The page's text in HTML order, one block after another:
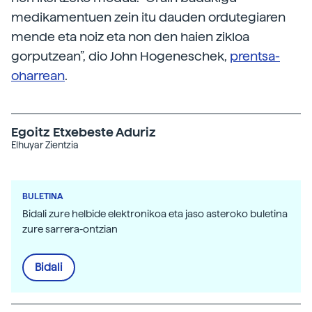
medikamentuen zein itu dauden ordutegiaren
mende eta noiz eta non den haien zikloa
gorputzean”, dio John Hogeneschek, prentsa-
oharrean.
Egoitz Etxebeste Aduriz
Elhuyar Zientzia
BULETINA
Bidali zure helbide elektronikoa eta jaso asteroko buletina
zure sarrera-ontzian
Bidali